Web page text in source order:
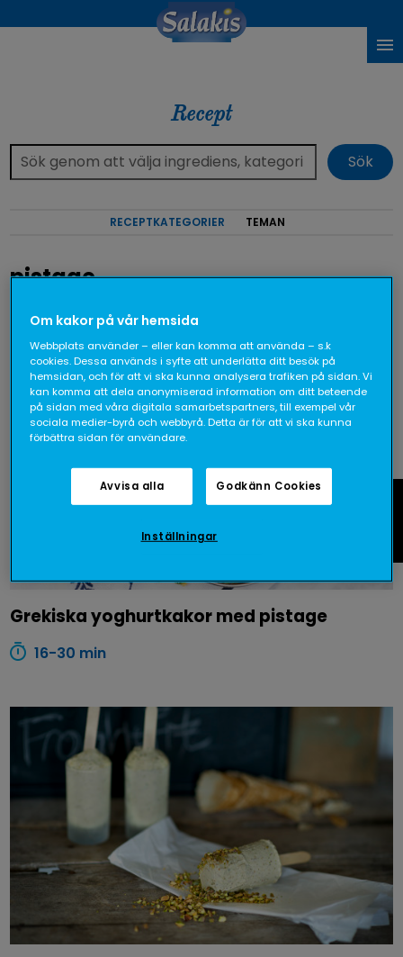
Recept
RECEPTKATEGORIER TEMAN
pistage
Visar 4 recept
Grekiska yoghurtkakor med pistage
16-30 min
Om kakor på vår hemsida
Webbplats använder – eller kan komma att använda – s.k
cookies. Dessa används i syfte att underlätta ditt besök på
hemsidan, och för att vi ska kunna analysera trafiken på sidan. Vi
kan komma att dela anonymiserad information om ditt beteende
på sidan med våra digitala samarbetspartners, till exempel vår
sociala medier-byrå och webbyrå. Detta är för att vi ska kunna
förbättra sidan för användare.
Avvisa alla Godkänn Cookies
Inställningar